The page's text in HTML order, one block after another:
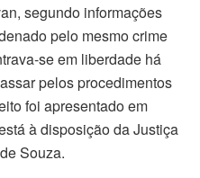
segundo informações
pelo mesmo crime
se em liberdade há
pelos procedimentos
foi apresentado em
à disposição da Justiça
Souza.